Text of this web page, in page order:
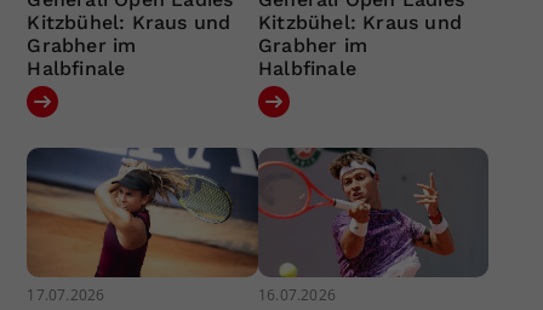
Kitzbühel: Kraus und
Grabher im
Halbfinale
Kitzbühel: Kraus und
Grabher im
Halbfinale
17.07.2026 16.07.2026